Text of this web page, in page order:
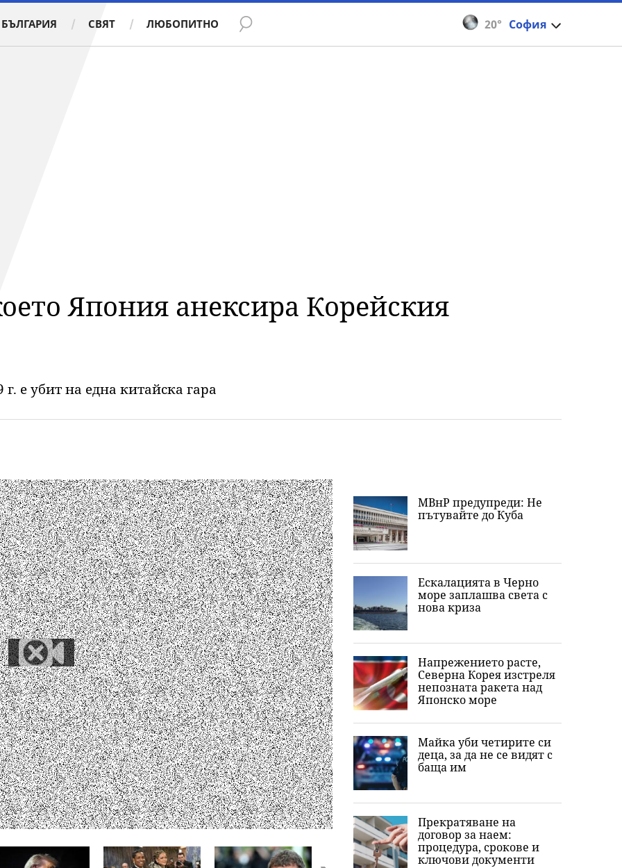
20° София
БЪЛГАРИЯ СВЯТ ЛЮБОПИТНО
Япония анексира Корейския
е убит на една китайска гара
МВнР предупреди: Не
пътувайте до Куба
Ескалацията в Черно
море заплашва света с
нова криза
Напрежението расте,
Северна Корея изстреля
непозната ракета над
Японско море
Майка уби четирите си
деца, за да не се видят с
баща им
Прекратяване на
договор за наем:
процедура, срокове и
ключови документи